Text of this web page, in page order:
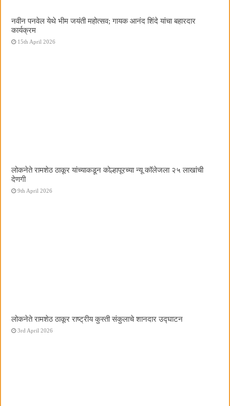
नवीन पनवेल येथे भीम जयंती महोत्सव; गायक आनंद शिंदे यांचा बहारदार
कार्यक्रम
15th April 2026
लोकनेते रामशेठ ठाकूर यांच्याकडून कोल्हापूरच्या न्यू कॉलेजला २५ लाखांची
देणगी
9th April 2026
लोकनेते रामशेठ ठाकूर राष्ट्रीय कुस्ती संकुलाचे शानदार उद्घाटन
3rd April 2026